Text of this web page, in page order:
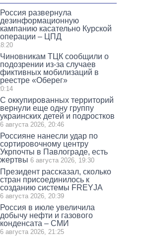
Россия развернула
дезинформационную
кампанию касательно Курской
операции – ЦПД
Чиновникам ТЦК сообщили о
подозрении из-за случаев
фиктивных мобилизаций в
реестре «Оберег»
С оккупированных территорий
вернули еще одну группу
украинских детей и подростков
6 августа 2026, 20:46
Россияне нанесли удар по
сортировочному центру
Укрпочты в Павлограде, есть
жертвы 6 августа 2026, 19:30
Президент рассказал, сколько
стран присоединилось к
созданию системы FREYJA
6 августа 2026, 20:39
Россия в июле увеличила
добычу нефти и газового
конденсата – СМИ
6 августа 2026, 21:25